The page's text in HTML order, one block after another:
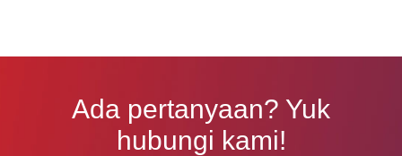
Ada pertanyaan? Yuk
hubungi kami!